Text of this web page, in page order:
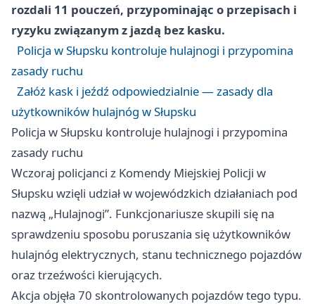
rozdali 11 pouczeń, przypominając o przepisach i
ryzyku związanym z jazdą bez kasku.
Policja w Słupsku kontroluje hulajnogi i przypomina
zasady ruchu
Załóż kask i jeźdź odpowiedzialnie — zasady dla
użytkowników hulajnóg w Słupsku
Policja w Słupsku kontroluje hulajnogi i przypomina
zasady ruchu
Wczoraj policjanci z Komendy Miejskiej Policji w
Słupsku wzięli udział w wojewódzkich działaniach pod
nazwą „Hulajnogi”. Funkcjonariusze skupili się na
sprawdzeniu sposobu poruszania się użytkowników
hulajnóg elektrycznych, stanu technicznego pojazdów
oraz trzeźwości kierujących.
Akcja objęła 70 skontrolowanych pojazdów tego typu.